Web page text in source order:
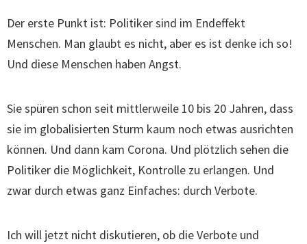
Der erste Punkt ist: Politiker sind im Endeffekt
Menschen. Man glaubt es nicht, aber es ist denke ich so!
Und diese Menschen haben Angst.
Sie spüren schon seit mittlerweile 10 bis 20 Jahren, dass
sie im globalisierten Sturm kaum noch etwas ausrichten
können. Und dann kam Corona. Und plötzlich sehen die
Politiker die Möglichkeit, Kontrolle zu erlangen. Und
zwar durch etwas ganz Einfaches: durch Verbote.
Ich will jetzt nicht diskutieren, ob die Verbote und